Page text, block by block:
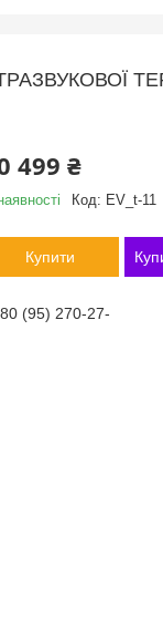
499 ₴
Код: EV_t-11
Купити
(95) 270-27-